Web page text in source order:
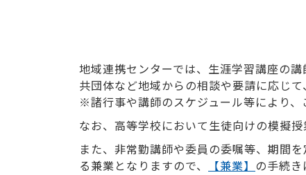
地域連携センターでは、生涯学習講座の
共団体など地域からの相談や要請に応じて
※諸行事や講師のスケジュール等により、
なお、高等学校において生徒向けの模擬授
また、非常勤講師や委員の委嘱等、期間
る兼業となりますので、
【兼業】 の手続き